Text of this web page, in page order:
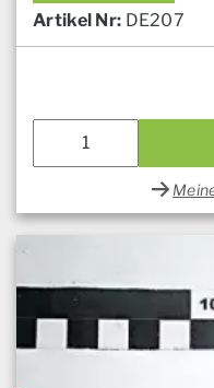
Artikel Nr: DE207